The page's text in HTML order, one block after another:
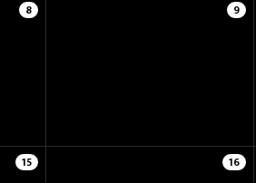
8 9
15 16